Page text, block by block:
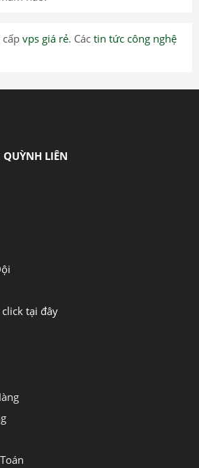
cấp vps giá rẻ. Các tin tức công nghệ
QUỲNH LIÊN
tại đây